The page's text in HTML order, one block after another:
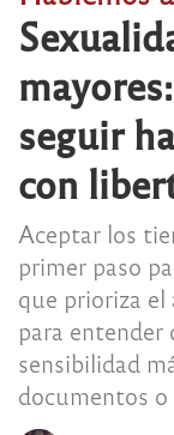
seguir
con
Aceptar los
primer paso
que prioriza el
para entender
sensibilidad
documentos o